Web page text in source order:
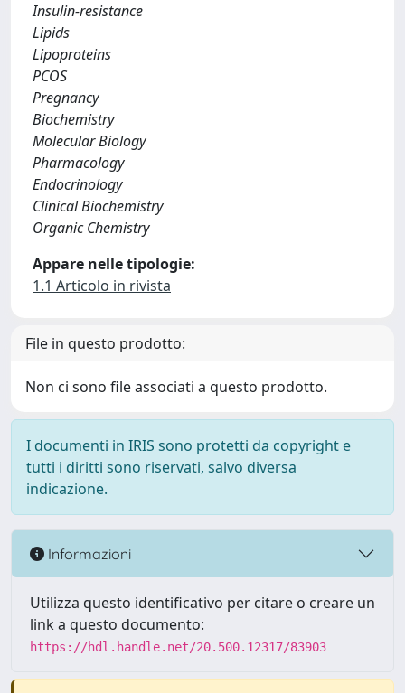
Insulin-resistance
Lipids
Lipoproteins
PCOS
Pregnancy
Biochemistry
Molecular Biology
Pharmacology
Endocrinology
Clinical Biochemistry
Organic Chemistry
Appare nelle tipologie:
1.1 Articolo in rivista
File in questo prodotto:
Non ci sono file associati a questo prodotto.
I documenti in IRIS sono protetti da copyright e
tutti i diritti sono riservati, salvo diversa
indicazione.
Informazioni
Utilizza questo identificativo per citare o creare un
link a questo documento:
https://hdl.handle.net/20.500.12317/83903